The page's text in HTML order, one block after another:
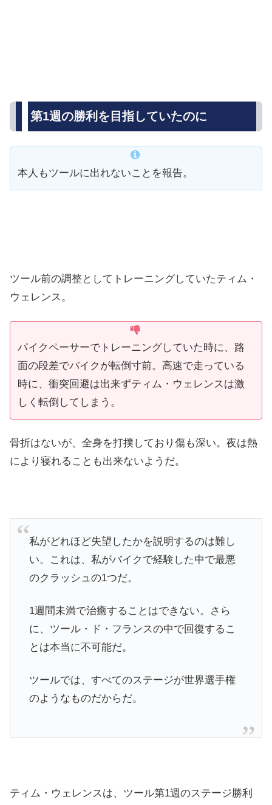
第1週の勝利を目指していたのに
本人もツールに出れないことを報告。
ツール前の調整としてトレーニングしていたティム・
ウェレンス。
パイクペーサーでトレーニングしていた時に、路
面の段差でバイクが転倒寸前。高速で走っている
時に、衝突回避は出来ずティム・ウェレンスは激
しく転倒してしまう。
骨折はないが、全身を打撲しており傷も深い。夜は熱
により寝れることも出来ないようだ。
私がどれほど失望したかを説明するのは難し
い。これは、私がバイクで経験した中で最悪
のクラッシュの1つだ。
1週間未満で治癒することはできない。さら
に、ツール・ド・フランスの中で回復するこ
とは本当に不可能だ。
ツールでは、すべてのステージが世界選手権
のようなものだからだ。
ティム・ウェレンスは、ツール第1週のステージ勝利